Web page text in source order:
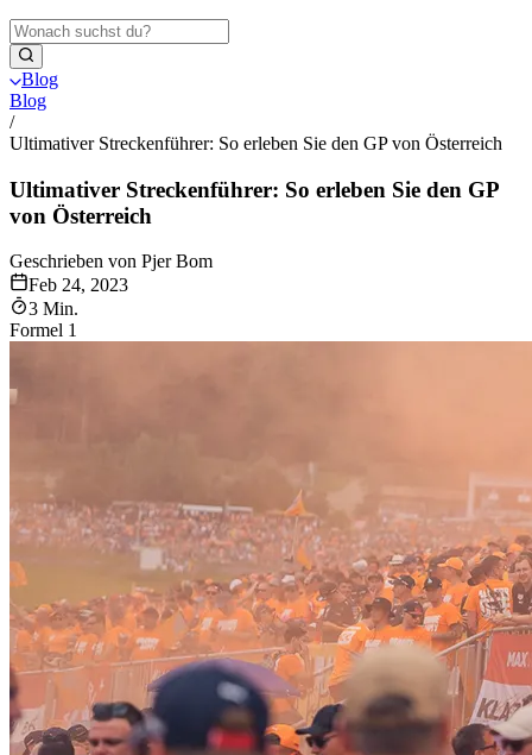
Blog
Blog
/
Ultimativer Streckenführer: So erleben Sie den GP von Österreich
Ultimativer Streckenführer: So erleben Sie den GP
von Österreich
Geschrieben von Pjer Bom
Feb 24, 2023
3 Min.
Formel 1